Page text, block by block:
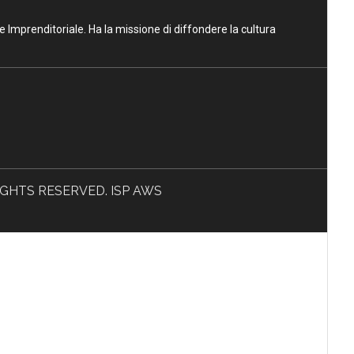
Imprenditoriale. Ha la missione di diffondere la cultura
RESERVED. ISP AWS